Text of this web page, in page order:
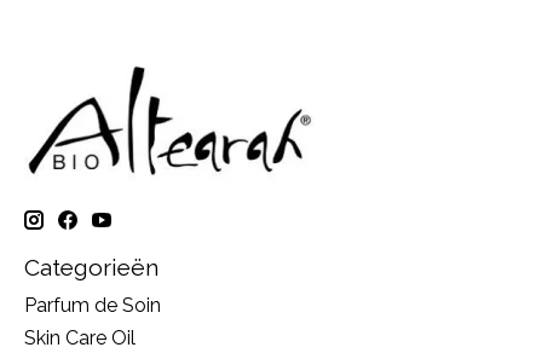
Categorieën
Parfum de Soin
Skin Care Oil